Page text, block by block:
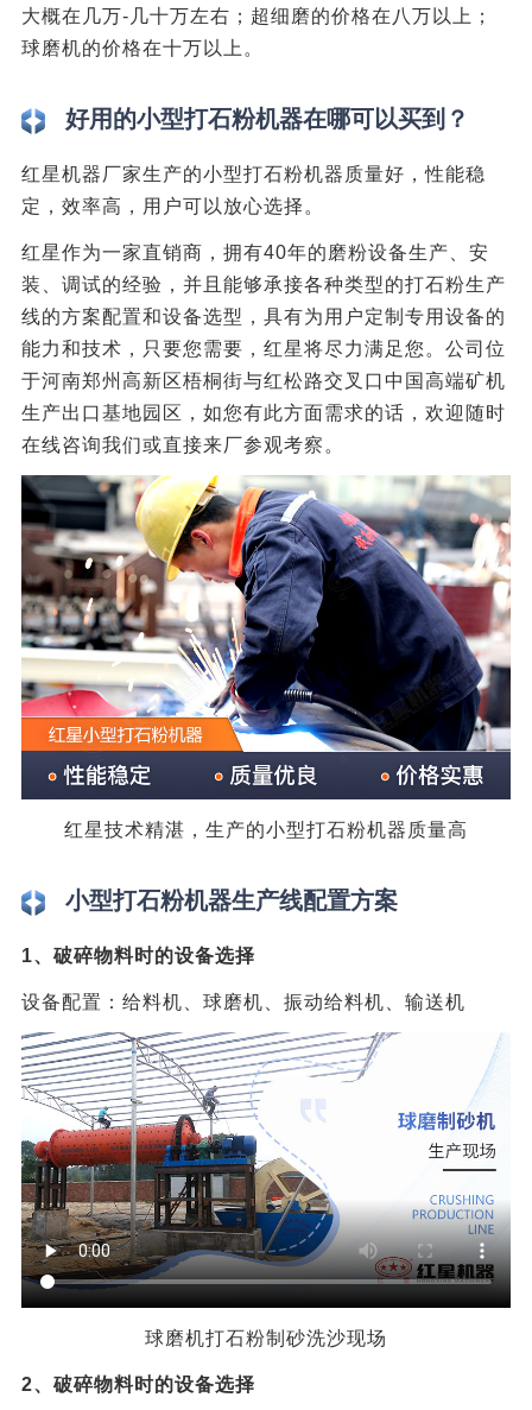
大概在几万-几十万左右；超细磨的价格在八万以上；
球磨机的价格在十万以上。
好用的小型打石粉机器在哪可以买到？
红星机器厂家生产的小型打石粉机器质量好，性能稳
定，效率高，用户可以放心选择。
红星作为一家直销商，拥有40年的磨粉设备生产、安
装、调试的经验，并且能够承接各种类型的打石粉生产
线的方案配置和设备选型，具有为用户定制专用设备的
能力和技术，只要您需要，红星将尽力满足您。公司位
于河南郑州高新区梧桐街与红松路交叉口中国高端矿机
生产出口基地园区，如您有此方面需求的话，欢迎随时
在线咨询我们或直接来厂参观考察。
红星技术精湛，生产的小型打石粉机器质量高
小型打石粉机器生产线配置方案
1、破碎物料时的设备选择
设备配置：给料机、球磨机、振动给料机、输送机
球磨机打石粉制砂洗沙现场
2、破碎物料时的设备选择